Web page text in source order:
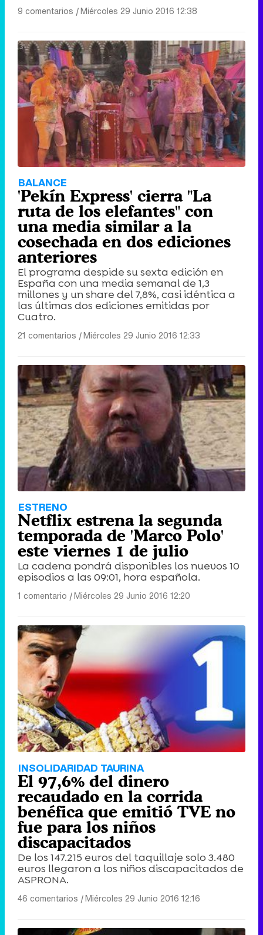
9 comentarios |Miércoles 29 Junio 2016 12:38
BALANCE
'Pekín Express' cierra "La
ruta de los elefantes" con
una media similar a la
cosechada en dos ediciones
anteriores
El programa despide su sexta edición en
España con una media semanal de 1,3
millones y un share del 7,8%, casi idéntica a
las últimas dos ediciones emitidas por
Cuatro.
21 comentarios |Miércoles 29 Junio 2016 12:33
ESTRENO
Netflix estrena la segunda
temporada de 'Marco Polo'
este viernes 1 de julio
La cadena pondrá disponibles los nuevos 10
episodios a las 09:01, hora española.
1 comentario |Miércoles 29 Junio 2016 12:20
INSOLIDARIDAD TAURINA
El 97,6% del dinero
recaudado en la corrida
benéfica que emitió TVE no
fue para los niños
discapacitados
De los 147.215 euros del taquillaje solo 3.480
euros llegaron a los niños discapacitados de
ASPRONA.
46 comentarios |Miércoles 29 Junio 2016 12:16